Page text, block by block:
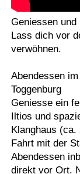
Geniessen und
Lass dich vor
verwöhnen.
Abendessen
Toggenburg
Geniesse ein
Iltios und
Klanghaus
Fahrt mit der
Abendessen
direkt vor Ort.